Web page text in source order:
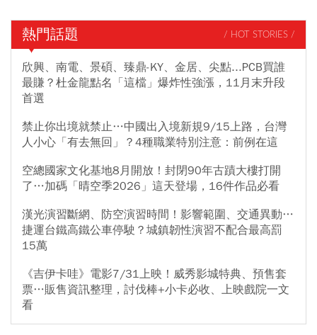
熱門話題 / HOT STORIES /
欣興、南電、景碩、臻鼎-KY、金居、尖點...PCB買誰
最賺？杜金龍點名「這檔」爆炸性強漲，11月末升段
首選
禁止你出境就禁止…中國出入境新規9/15上路，台灣
人小心「有去無回」？4種職業特別注意：前例在這
空總國家文化基地8月開放！封閉90年古蹟大樓打開
了…加碼「晴空季2026」這天登場，16件作品必看
漢光演習斷網、防空演習時間！影響範圍、交通異動…
捷運台鐵高鐵公車停駛？城鎮韌性演習不配合最高罰
15萬
《吉伊卡哇》電影7/31上映！威秀影城特典、預售套
票…販售資訊整理，討伐棒+小卡必收、上映戲院一文
看